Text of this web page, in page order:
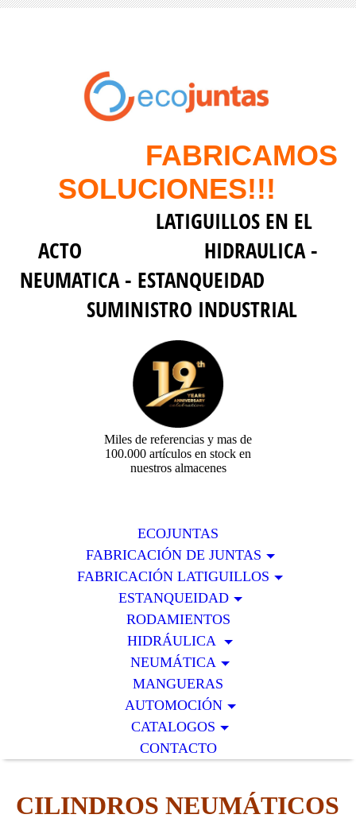
FABRICAMOS
SOLUCIONES!!!
LATIGUILLOS EN EL
ACTO HIDRAULICA -
NEUMATICA - ESTANQUEIDAD
SUMINISTRO INDUSTRIAL
Miles de referencias y mas de
100.000 artículos en stock en
nuestros almacenes
ECOJUNTAS
FABRICACIÓN DE JUNTAS
FABRICACIÓN LATIGUILLOS
ESTANQUEIDAD
RODAMIENTOS
HIDRÁULICA
NEUMÁTICA
MANGUERAS
AUTOMOCIÓN
CATALOGOS
CONTACTO
CILINDROS NEUMÁTICOS